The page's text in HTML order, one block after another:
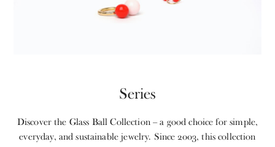
Series
Discover the Glass Ball Collection – a good choice for simple,
everyday, and sustainable jewelry. Since 2003, this collection